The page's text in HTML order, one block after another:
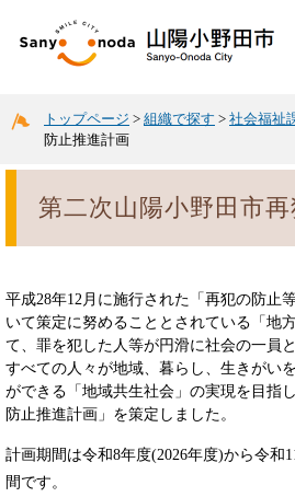
トップページ > 組織で探す > 社会福祉
防止推進計画
第二次山陽小野田市
平成28年12月に施行された「再犯の防止
いて策定に努めることとされている「地
て、罪を犯した人等が円滑に社会の一員
すべての人々が地域、暮らし、生きがい
ができる「地域共生社会」の実現を目指
防止推進計画」を策定しました。
計画期間は令和8年度(2026年度)から令和
間です。